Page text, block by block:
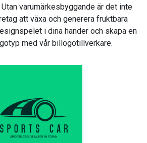
varumärkesbyggande är det inte
att växa och generera fruktbara
i dina händer och skapa en
med vår billogotillverkare.